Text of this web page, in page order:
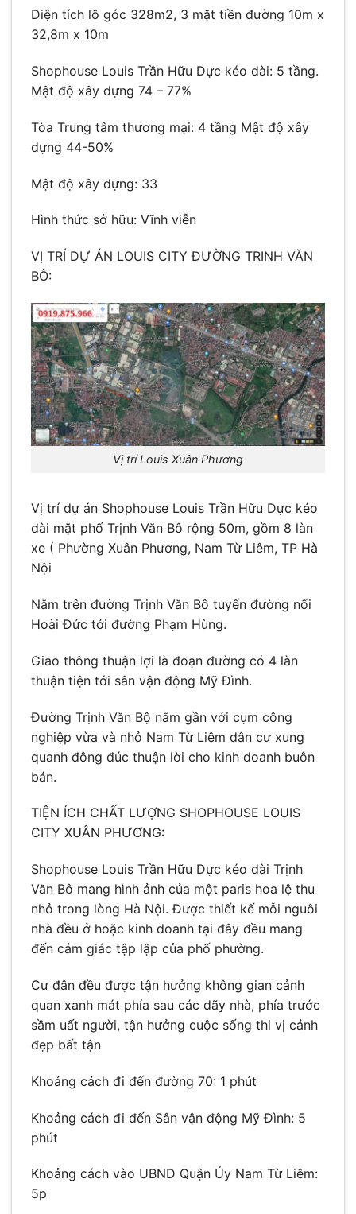
Diện tích lô góc 328m2, 3 mặt tiền đường 10m x
32,8m x 10m
Shophouse Louis Trần Hữu Dực kéo dài: 5 tầng.
Mật độ xây dựng 74 – 77%
Tòa Trung tâm thương mại: 4 tầng Mật độ xây
dựng 44-50%
Mật độ xây dựng: 33
Hình thức sở hữu: Vĩnh viễn
VỊ TRÍ DỰ ÁN LOUIS CITY ĐƯỜNG TRINH VĂN
BÔ:
Vị trí Louis Xuân Phương
Vị trí dự án Shophouse Louis Trần Hữu Dực kéo
dài mặt phố Trịnh Văn Bô rộng 50m, gồm 8 làn
xe ( Phường Xuân Phương, Nam Từ Liêm, TP Hà
Nội
Nằm trên đường Trịnh Văn Bô tuyến đường nối
Hoài Đức tới đường Phạm Hùng.
Giao thông thuận lợi là đoạn đường có 4 làn
thuận tiện tới sân vận động Mỹ Đình.
Đường Trịnh Văn Bộ nằm gần với cụm công
nghiệp vừa và nhỏ Nam Từ Liêm dân cư xung
quanh đông đúc thuận lời cho kinh doanh buôn
bán.
TIỆN ÍCH CHẤT LƯỢNG SHOPHOUSE LOUIS
CITY XUÂN PHƯƠNG:
Shophouse Louis Trần Hữu Dực kéo dài Trịnh
Văn Bô mang hình ảnh của một paris hoa lệ thu
nhỏ trong lòng Hà Nội. Được thiết kế mỗi nguôi
nhà đều ở hoặc kinh doanh tại đây đều mang
đến cảm giác tập lập của phố phường.
Cư đân đều được tận hưởng không gian cảnh
quan xanh mát phía sau các dãy nhà, phía trước
sầm uất người, tận hưởng cuộc sống thi vị cảnh
đẹp bất tận
Khoảng cách đi đến đường 70: 1 phút
Khoảng cách đi đến Sân vận động Mỹ Đình: 5
phút
Khoảng cách vào UBND Quận Ủy Nam Từ Liêm:
5p